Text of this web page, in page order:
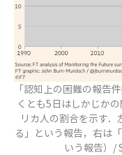
「認知上の困難の報告
くとも5日はしかじか
リカ人の割合を示す
る」という報告，右は
いう報告）/